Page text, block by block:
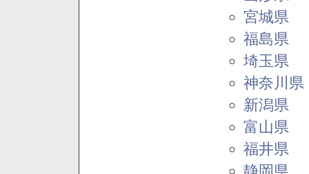
宮城県
福島県
埼玉県
神奈川県
新潟県
富山県
福井県